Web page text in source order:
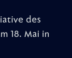
des
18. Mai in